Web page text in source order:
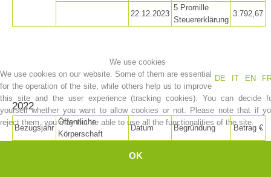
22.12.2023
5 Promille
Steuererklärung
3.792,67
2022
Bezugsjahr
Öffentliche
Körperschaft
Datum Begründung Betrag €
18.03.2022
We use cookies
DE
IT EN
We use cookies on our website. Some of them are essential
for the operation of the site, while others help us to improve
this site and the user experience (tracking cookies). You can decide
yourself whether you want to allow cookies or not. Please note that if
reject them, you may not be able to use all the functionalities of the site.
OK